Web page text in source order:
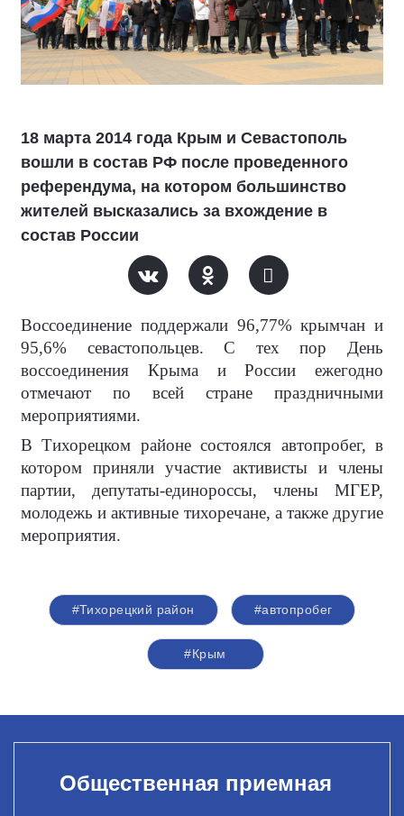
18 марта 2014 года Крым и Севастополь
вошли в состав РФ после проведенного
референдума, на котором большинство
жителей высказались за вхождение в
состав России
Воссоединение поддержали 96,77% крымчан и
95,6% севастопольцев. С тех пор День
воссоединения Крыма и России ежегодно
отмечают по всей стране праздничными
мероприятиями.
В Тихорецком районе состоялся автопробег, в
котором приняли участие активисты и члены
партии, депутаты-единороссы, члены МГЕР,
молодежь и активные тихоречане, а также другие
мероприятия.
#Тихорецкий район #автопробег
#Крым
Общественная приемная